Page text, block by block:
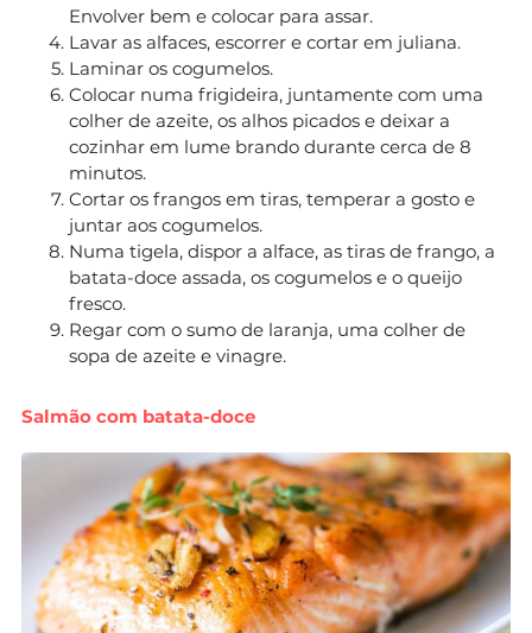
Envolver bem e colocar para assar.
Lavar as alfaces, escorrer e cortar em juliana.
Laminar os cogumelos.
Colocar numa frigideira, juntamente com uma
colher de azeite, os alhos picados e deixar a
cozinhar em lume brando durante cerca de 8
minutos.
Cortar os frangos em tiras, temperar a gosto e
juntar aos cogumelos.
Numa tigela, dispor a alface, as tiras de frango, a
batata-doce assada, os cogumelos e o queijo
fresco.
Regar com o sumo de laranja, uma colher de
sopa de azeite e vinagre.
Salmão com batata-doce